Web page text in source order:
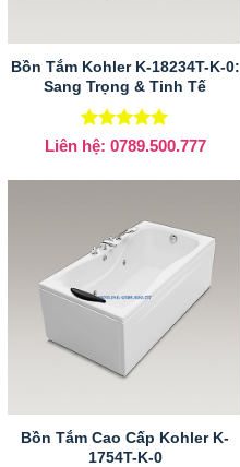
Bồn Tắm Kohler K-18234T-K-0:
Sang Trọng & Tinh Tế
Được xếp
hạng
sao
Liên hệ: 0789.500.777
Bồn Tắm Cao Cấp Kohler K-
1754T-K-0